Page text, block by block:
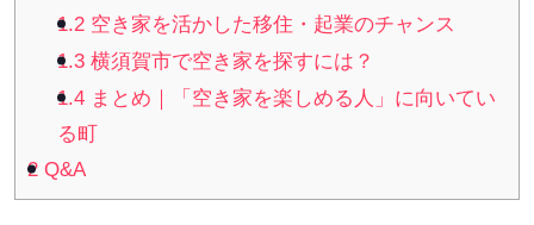
1.2 空き家を活かした移住・起業のチャンス
1.3 横須賀市で空き家を探すには？
1.4 まとめ｜「空き家を楽しめる人」に向いてい
る町
2 Q&A